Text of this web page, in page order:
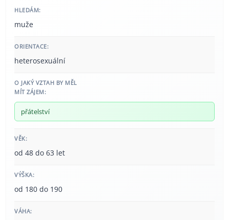
HLEDÁM:
muže
ORIENTACE:
heterosexuální
O JAKÝ VZTAH BY MĚL
MÍT ZÁJEM:
přátelství
VĚK:
od 48 do 63 let
VÝŠKA:
od 180 do 190
VÁHA: